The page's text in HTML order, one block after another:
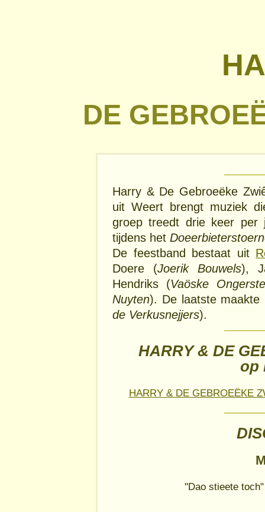
DE
Harry & De Gebroeëke
uit Weert brengt muziek
groep treedt drie keer per
tijdens het
De feestband bestaat uit
Doere (Joerik Bouwels),
Hendriks (Vaöske
Nuyten). De laatste
de Verkusnejjers).
HARRY & DE
op
HARRY & DE GEBROEËKE
"Dao stieete